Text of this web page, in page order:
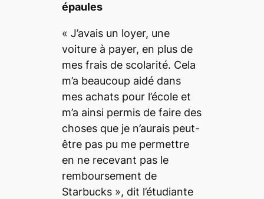
épaules
« J’avais un loyer, une
voiture à payer, en plus de
mes frais de scolarité. Cela
m’a beaucoup aidé dans
mes achats pour l’école et
m’a ainsi permis de faire des
choses que je n’aurais peut-
être pas pu me permettre
en ne recevant pas le
remboursement de
Starbucks », dit l’étudiante